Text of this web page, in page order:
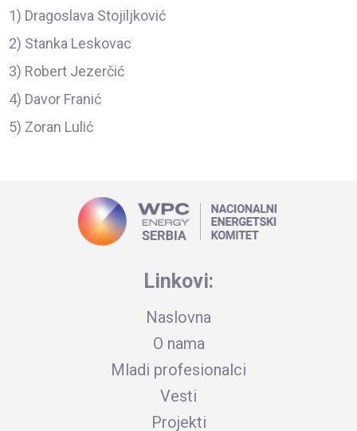
1) Dragoslava Stojiljković
2) Stanka Leskovac
3) Robert Jezerčić
4) Davor Franić
5) Zoran Lulić
Linkovi:
Naslovna
O nama
Mladi profesionalci
Vesti
Projekti